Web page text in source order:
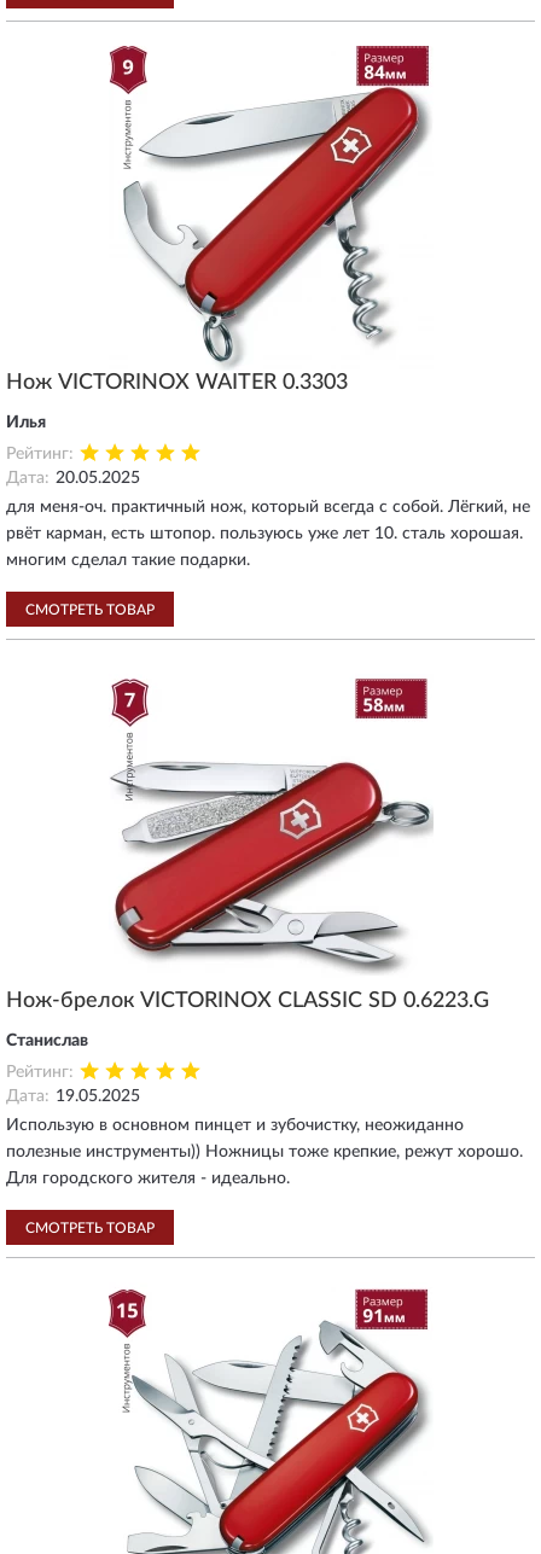
Нож VICTORINOX WAITER 0.3303
Илья
Рейтинг:
Дата: 20.05.2025
для меня-оч. практичный нож, который всегда с собой. Лёгкий, не
рвёт карман, есть штопор. пользуюсь уже лет 10. сталь хорошая.
многим сделал такие подарки.
СМОТРЕТЬ ТОВАР
Нож-брелок VICTORINOX CLASSIC SD 0.6223.G
Станислав
Рейтинг:
Дата: 19.05.2025
Использую в основном пинцет и зубочистку, неожиданно
полезные инструменты)) Ножницы тоже крепкие, режут хорошо.
Для городского жителя - идеально.
СМОТРЕТЬ ТОВАР